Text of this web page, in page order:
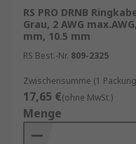
RS PRO DRNB
Grau, 2 AWG
mm, 10.5 mm
RS Best.-Nr. 809-2325
Zwischensumme (1
17,65 €(ohne MwSt.)
Menge